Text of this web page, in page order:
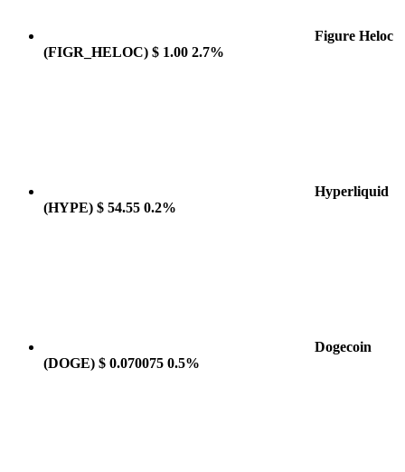
Figure Heloc
(FIGR_HELOC) $ 1.00 2.7%
Hyperliquid
(HYPE) $ 54.55 0.2%
Dogecoin
(DOGE) $ 0.070075 0.5%